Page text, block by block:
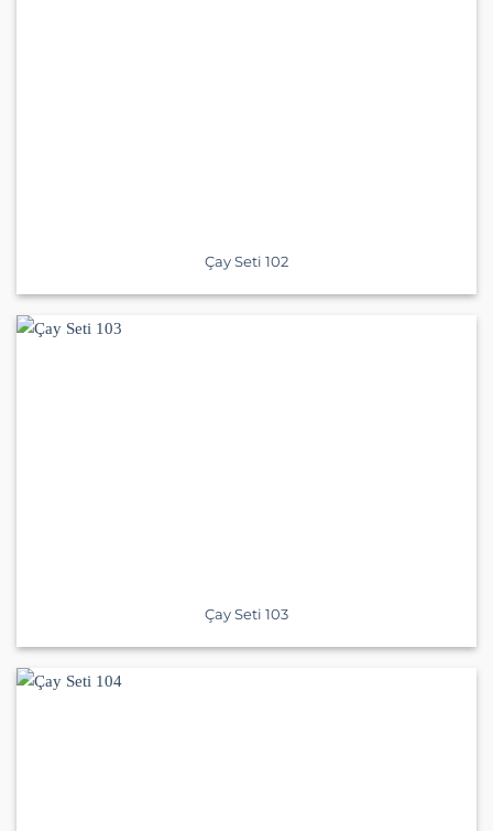
Çay Seti 102
Çay Seti 103